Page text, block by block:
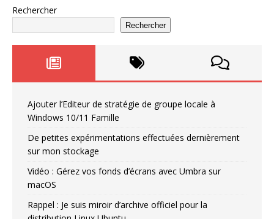
Rechercher
Rechercher
Ajouter l’Editeur de stratégie de groupe locale à
Windows 10/11 Famille
De petites expérimentations effectuées dernièrement
sur mon stockage
Vidéo : Gérez vos fonds d’écrans avec Umbra sur
macOS
Rappel : Je suis miroir d’archive officiel pour la